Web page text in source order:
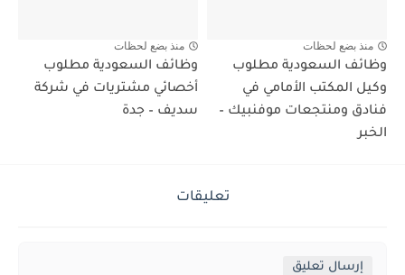
منذ بضع لحظات
وظائف السعودية مطلوب
وكيل المكتب الأمامي في
فنادق ومنتجعات موفنبيك –
الخبر
منذ بضع لحظات
وظائف السعودية مطلوب
أخصائي مشتريات في شركة
سديف – جدة
تعليقات
إرسال تعليق